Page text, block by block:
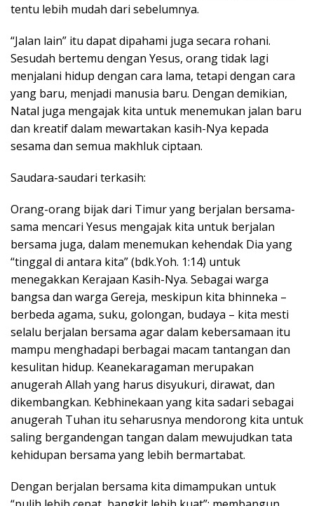
tentu lebih mudah dari sebelumnya.
“Jalan lain” itu dapat dipahami juga secara rohani.
Sesudah bertemu dengan Yesus, orang tidak lagi
menjalani hidup dengan cara lama, tetapi dengan cara
yang baru, menjadi manusia baru. Dengan demikian,
Natal juga mengajak kita untuk menemukan jalan baru
dan kreatif dalam mewartakan kasih-Nya kepada
sesama dan semua makhluk ciptaan.
Saudara-saudari terkasih:
Orang-orang bijak dari Timur yang berjalan bersama-
sama mencari Yesus mengajak kita untuk berjalan
bersama juga, dalam menemukan kehendak Dia yang
“tinggal di antara kita” (bdk.Yoh. 1:14) untuk
menegakkan Kerajaan Kasih-Nya. Sebagai warga
bangsa dan warga Gereja, meskipun kita bhinneka –
berbeda agama, suku, golongan, budaya – kita mesti
selalu berjalan bersama agar dalam kebersamaan itu
mampu menghadapi berbagai macam tantangan dan
kesulitan hidup. Keanekaragaman merupakan
anugerah Allah yang harus disyukuri, dirawat, dan
dikembangkan. Kebhinekaan yang kita sadari sebagai
anugerah Tuhan itu seharusnya mendorong kita untuk
saling bergandengan tangan dalam mewujudkan tata
kehidupan bersama yang lebih bermartabat.
Dengan berjalan bersama kita dimampukan untuk